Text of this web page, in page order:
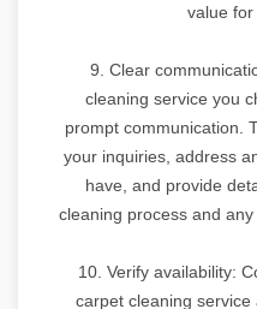
value for
9. Clear
cleaning service you
prompt communication.
your inquiries, address
have, and provide
cleaning process and
10. Verify availability:
carpet cleaning